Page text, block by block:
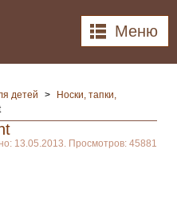
Меню
детей >
Носки, тапки,
13.05.2013. Просмотров: 45881